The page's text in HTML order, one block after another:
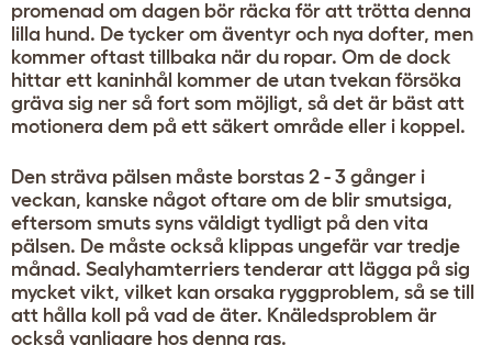
promenad om dagen bör räcka för att trötta denna
lilla hund. De tycker om äventyr och nya dofter, men
kommer oftast tillbaka när du ropar. Om de dock
hittar ett kaninhål kommer de utan tvekan försöka
gräva sig ner så fort som möjligt, så det är bäst att
motionera dem på ett säkert område eller i koppel.
Den sträva pälsen måste borstas 2 - 3 gånger i
veckan, kanske något oftare om de blir smutsiga,
eftersom smuts syns väldigt tydligt på den vita
pälsen. De måste också klippas ungefär var tredje
månad. Sealyhamterriers tenderar att lägga på sig
mycket vikt, vilket kan orsaka ryggproblem, så se till
att hålla koll på vad de äter. Knäledsproblem är
också vanligare hos denna ras.